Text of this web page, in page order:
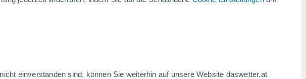
einverstanden sind, können Sie weiterhin auf unsere Website daswetter.at